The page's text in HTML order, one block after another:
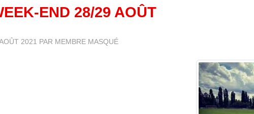
END 28/29 AOÛT
2021 PAR MEMBRE MASQUÉ